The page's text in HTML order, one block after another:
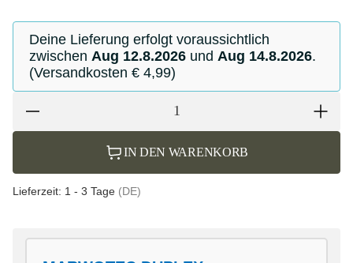
Deine Lieferung erfolgt voraussichtlich
zwischen Aug 12.8.2026 und Aug 14.8.2026.
(Versandkosten € 4,99)
IN DEN WARENKORB
Lieferzeit: 1 - 3 Tage (DE)